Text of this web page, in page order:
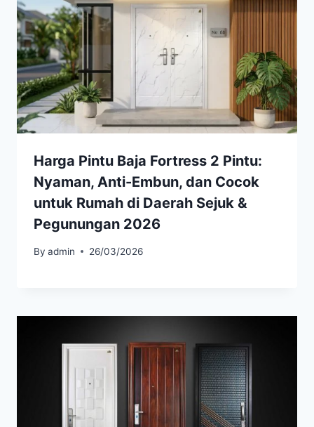
Harga Pintu Baja Fortress 2 Pintu:
Nyaman, Anti-Embun, dan Cocok
untuk Rumah di Daerah Sejuk &
Pegunungan 2026
By admin 26/03/2026